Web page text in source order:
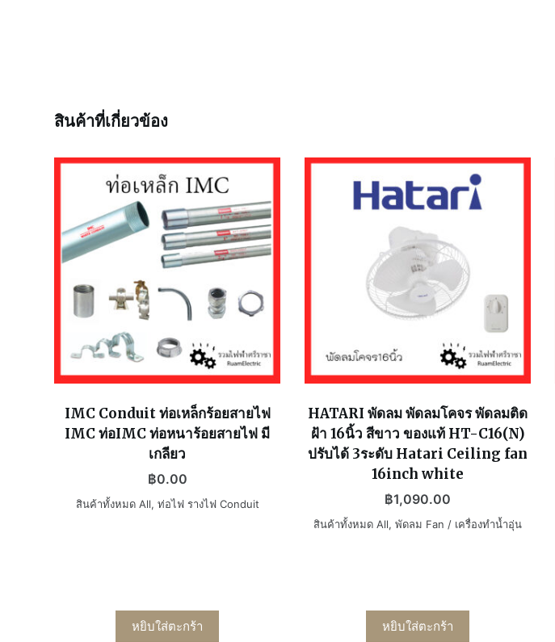
สินค้าที่เกี่ยวข้อง
IMC Conduit ท่อเหล็กร้อยสายไฟ
IMC ท่อIMC ท่อหนาร้อยสายไฟ มี
เกลียว
฿0.00
สินค้าทั้งหมด All, ท่อไฟ รางไฟ Conduit
หยิบใส่ตะกร้า
HATARI พัดลม พัดลมโคจร พัดลมติด
ฝ้า 16นิ้ว สีขาว ของแท้ HT-C16(N)
ปรับได้ 3ระดับ Hatari Ceiling fan
16inch white
฿1,090.00
สินค้าทั้งหมด All,พัดลม Fan / เครื่องทำน้ำอุ่น
หยิบใส่ตะกร้า